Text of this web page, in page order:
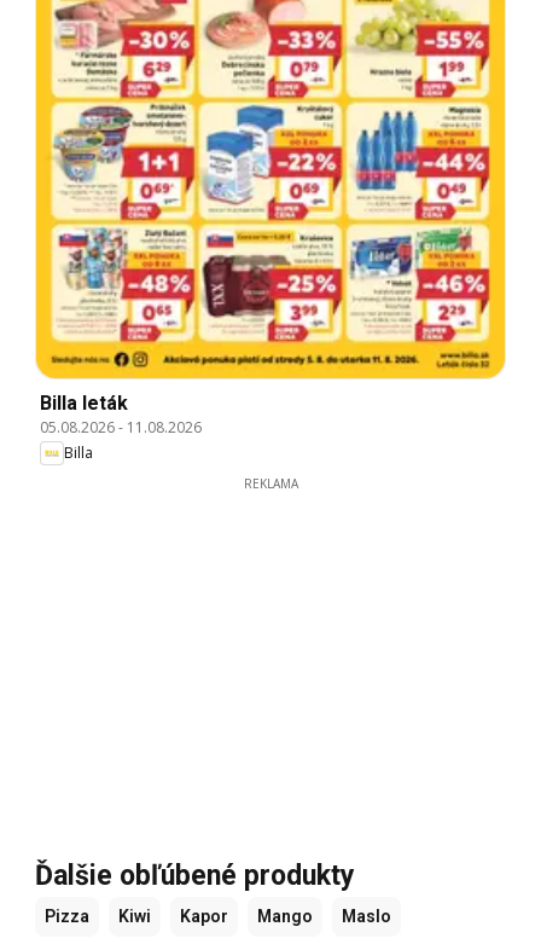
Billa leták
05.08.2026- 11.08.2026
Billa
REKLAMA
Ďalšie obľúbené produkty
Pizza Kiwi Kapor Mango Maslo